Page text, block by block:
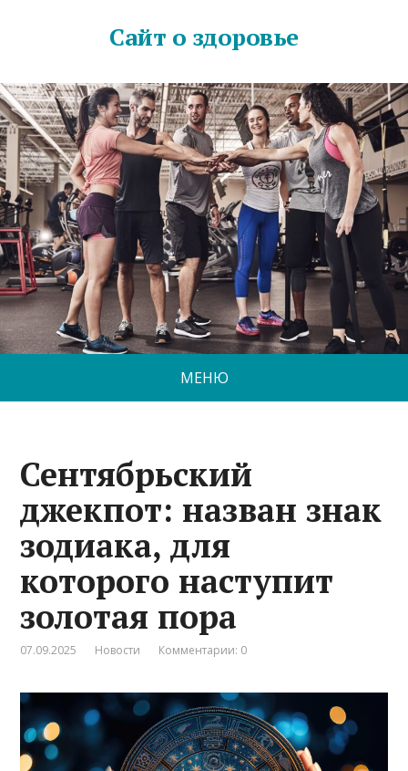
Сайт о здоровье
МЕНЮ
Сентябрьский
джекпот: назван знак
зодиака, для
которого наступит
золотая пора
07.09.2025 Новости Комментарии: 0